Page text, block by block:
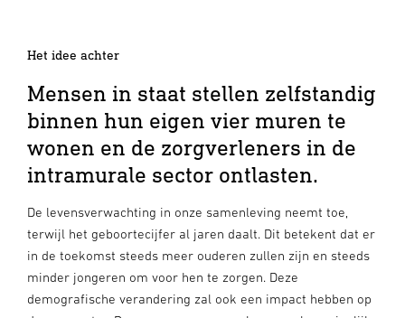
Het idee achter
Mensen in staat stellen zelfstandig
binnen hun eigen vier muren te
wonen en de zorgverleners in de
intramurale sector ontlasten.
De levensverwachting in onze samenleving neemt toe,
terwijl het geboortecijfer al jaren daalt. Dit betekent dat er
in de toekomst steeds meer ouderen zullen zijn en steeds
minder jongeren om voor hen te zorgen. Deze
demografische verandering zal ook een impact hebben op